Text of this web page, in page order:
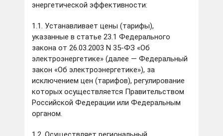
энергетической эффективности:
1.1. Устанавливает цены (тарифы),
указанные в статье 23.1 Федерального
закона от 26.03.2003 N 35-ФЗ «Об
электроэнергетике» (далее — Федеральный
закон «Об электроэнергетике»), за
исключением цен (тарифов), регулирование
которых осуществляется Правительством
Российской Федерации или Федеральным
органом.